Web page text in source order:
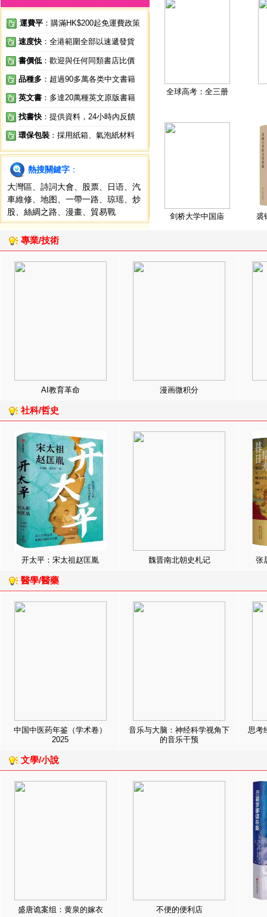
運費平 ：購滿HK$200起免運費政策
速度快 ：全港範圍全部以速遞發貨
書價低 ：歡迎與任何同類書店比價
品種多 ：超過90多萬各类中文書籍
英文書 ：多達20萬種英文原版書籍
找書快 ：提供資料，24小時內反饋
環保包裝 ：採用紙箱、氣泡紙材料
熱搜關鍵字 ：
大灣區
詩詞大會 股票 日语
汽
車維修
地图 一帶一路 琼瑶
炒
股
絲綢之路 漫畫 貿易戰
全球高考：全三册
剑桥大学中国庙 裘
專業/技術
AI教育革命 漫画微积分
社科/哲史
开太平：宋太祖赵匡胤 魏晋南北朝史札记 张
醫學/醫藥
中国中医药年鉴（学术卷）
2025
音乐与大脑：神经科学视角下
的音乐干预
思考
文學/小說
盛唐诡案组：黄泉的嫁衣 不便的便利店